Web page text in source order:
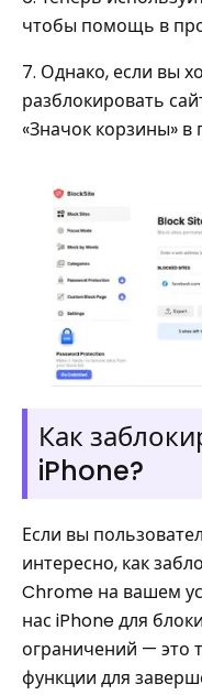
чтобы помощь в
7. Однако, если вы
разблокировать
«Значок корзины» в
Как
iPhone?
Если вы
интересно, как
Chrome на вашем
нас iPhone для
ограничений — это
функции для